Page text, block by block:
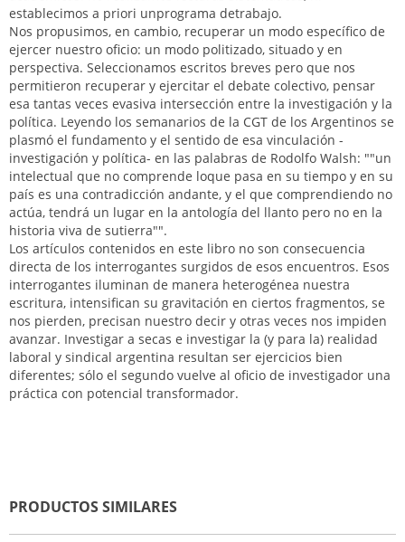
establecimos a priori unprograma detrabajo.
Nos propusimos, en cambio, recuperar un modo específico de
ejercer nuestro oficio: un modo politizado, situado y en
perspectiva. Seleccionamos escritos breves pero que nos
permitieron recuperar y ejercitar el debate colectivo, pensar
esa tantas veces evasiva intersección entre la investigación y la
política. Leyendo los semanarios de la CGT de los Argentinos se
plasmó el fundamento y el sentido de esa vinculación -
investigación y política- en las palabras de Rodolfo Walsh: ""un
intelectual que no comprende loque pasa en su tiempo y en su
país es una contradicción andante, y el que comprendiendo no
actúa, tendrá un lugar en la antología del llanto pero no en la
historia viva de sutierra"".
Los artículos contenidos en este libro no son consecuencia
directa de los interrogantes surgidos de esos encuentros. Esos
interrogantes iluminan de manera heterogénea nuestra
escritura, intensifican su gravitación en ciertos fragmentos, se
nos pierden, precisan nuestro decir y otras veces nos impiden
avanzar. Investigar a secas e investigar la (y para la) realidad
laboral y sindical argentina resultan ser ejercicios bien
diferentes; sólo el segundo vuelve al oficio de investigador una
práctica con potencial transformador.
PRODUCTOS SIMILARES